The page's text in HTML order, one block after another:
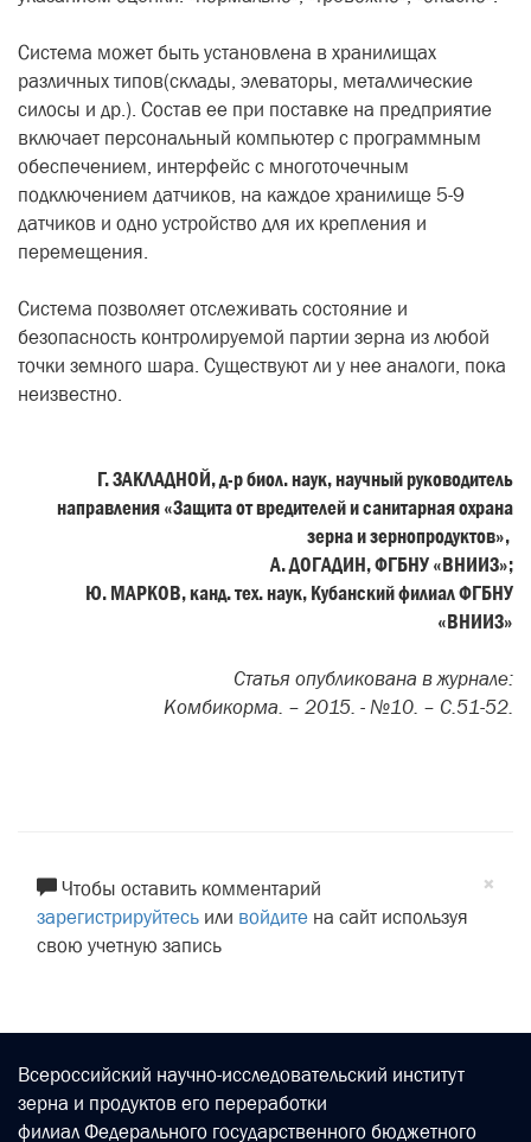
Система может быть установлена в хранилищах
различных типов(склады, элеваторы, металлические
силосы и др.). Состав ее при поставке на предприятие
включает персональный компьютер с программным
обеспечением, интерфейс с многоточечным
подключением датчиков, на каждое хранилище 5-9
датчиков и одно устройство для их крепления и
перемещения.
Система позволяет отслеживать состояние и
безопасность контролируемой партии зерна из любой
точки земного шара. Существуют ли у нее аналоги, пока
неизвестно.
Г. ЗАКЛАДНОЙ, д-р биол. наук, научный руководитель
направления «Защита от вредителей и санитарная охрана
зерна и зернопродуктов»,
А. ДОГАДИН, ФГБНУ «ВНИИЗ»;
Ю. МАРКОВ, канд. тех. наук, Кубанский филиал ФГБНУ
«ВНИИЗ»
Статья опубликована в журнале:
Комбикорма. – 2015. - №10. – С.51-52.
×
Чтобы оставить комментарий
зарегистрируйтесь или войдите на сайт используя
свою учетную запись
Всероссийский научно-исследовательский институт
зерна и продуктов его переработки
филиал Федерального государственного бюджетного